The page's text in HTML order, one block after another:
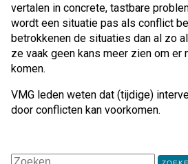
vertalen in concrete, tastbare
wordt een situatie pas als conflict
betrokkenen de situaties dan al zo
ze vaak geen kans meer zien om er
komen.
VMG leden weten dat (tijdige)
door conflicten kan voorkomen.
naar: